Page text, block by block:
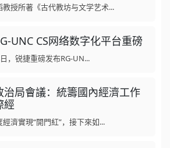
授所著《古代教坊与文学艺术...
UNC CS网络数字化平台重磅
，锐捷重磅发布RG-UN...
治局會議：統籌國內經濟工作
經
濟實現“開門紅”，接下來如...